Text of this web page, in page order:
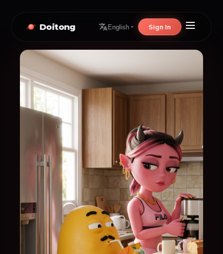
Doitong English Sign In